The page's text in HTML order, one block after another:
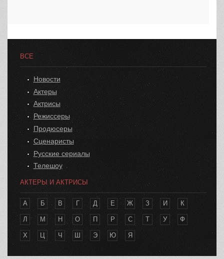
ВСЕ
Новости
Актеры
Актрисы
Режиссеры
Продюсеры
Сценаристы
Русские сериалы
Телешоу
АКТЕРЫ И АКТРИСЫ
А Б В Г Д Е Ж З И К
Л М Н О П Р С Т У Ф
Х Ц Ч Ш Э Ю Я